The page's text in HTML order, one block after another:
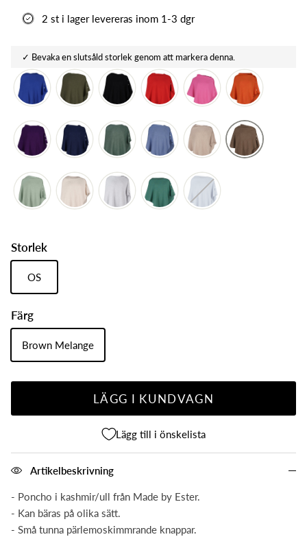
2 st i lager levereras inom 1-3 dgr
Storlek
OS
Färg
Brown Melange
LÄGG I KUNDVAGN
Lägg till i önskelista
Artikelbeskrivning
- Poncho i kashmir/ull från Made by Ester.
- Kan bäras på olika sätt.
- Små tunna pärlemoskimmrande knappar.